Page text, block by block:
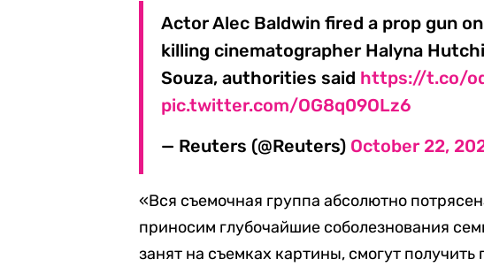
Actor Alec Baldwin fired a prop gun
killing cinematographer Halyna
Souza, authorities said https://t.co/
pic.twitter.com/OG8q09OLz6
— Reuters (@Reuters) October 22,
«Вся съемочная группа абсолютно
приносим глубочайшие соболезнования
занят на съемках картины, смогут